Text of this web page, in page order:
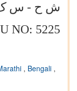
ش ح - س
U NO: 5225
, Bengali ,